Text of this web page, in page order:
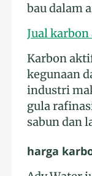
bau dalam
Jual
Karbon
kegunaan
industri
gula
sabun dan
harga